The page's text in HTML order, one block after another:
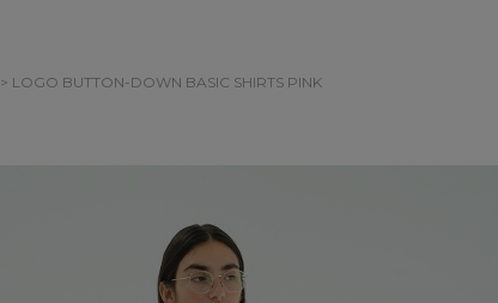
> LOGO BUTTON-DOWN BASIC SHIRTS PINK